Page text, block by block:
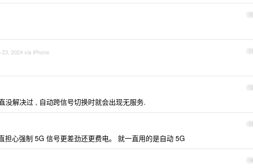
10
11
23, 2024 via iPhone
12
没解决过 , 自动跨信号切换时就会出现无服务.
13
担心强制 5G 信号更差劲还更费电。 就一直用的是自动 5G
14